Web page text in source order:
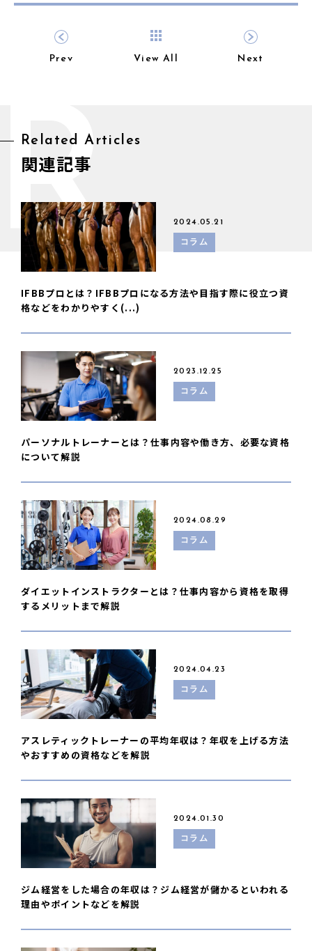
Prev View All Next
Related Articles
関連記事
2024.05.21
コラム
IFBBプロとは？IFBBプロになる方法や目指す際に役立つ資
格などをわかりやすく(...)
2023.12.25
コラム
パーソナルトレーナーとは？仕事内容や働き方、必要な資格
について解説
2024.08.29
コラム
ダイエットインストラクターとは？仕事内容から資格を取得
するメリットまで解説
2024.04.23
コラム
アスレティックトレーナーの平均年収は？年収を上げる方法
やおすすめの資格などを解説
2024.01.30
コラム
ジム経営をした場合の年収は？ジム経営が儲かるといわれる
理由やポイントなどを解説